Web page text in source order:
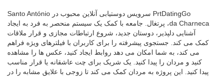
PrtDatingGo سرویس دوستیابی آنلاین محبوب در Santo António
da Charneca، پرتغال. جامعه با کمک یک سیستم منحصر به فرد به ایجاد
آشنایی دلپذیر، دوستان جدید، شروع ارتباطات مجازی و قرار ملاقات
کمک می کند. جستجوی پیشرفته را برای کاربران با فیلترهای ویژه فراهم
می کند، به شما امکان می دهد روابط ایجاد کنید، عکس ها را مشاهده
کنید و مردان را پیدا کنید. یک شریک برای چت عاشقانه یا قرار مناسب
پیدا کنید. این پروژه به مردان کمک می کند تا زوجی با علایق مشابه را در